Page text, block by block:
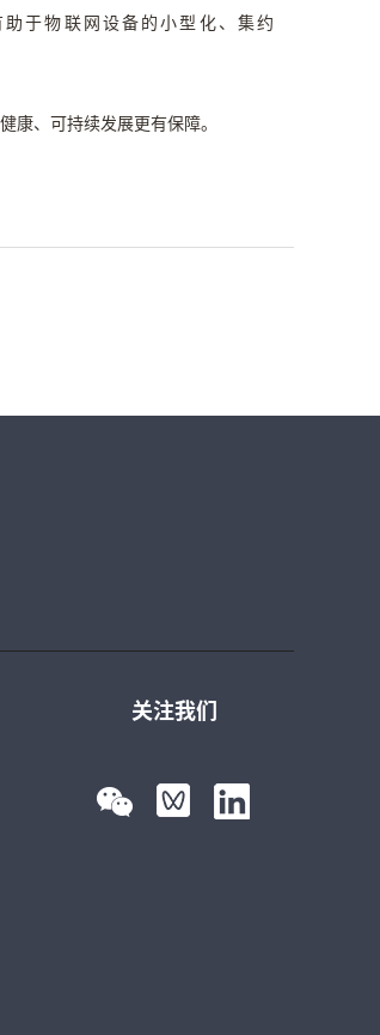
于物联网设备的小型化、集约
康、可持续发展更有保障。
关注我们